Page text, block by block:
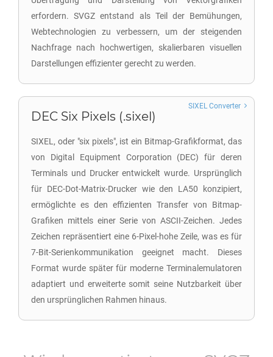
erfordern. SVGZ entstand als Teil der Bemühungen,
Webtechnologien zu verbessern, um der steigenden
Nachfrage nach hochwertigen, skalierbaren visuellen
Darstellungen effizienter gerecht zu werden.
DEC Six Pixels (.sixel)
SIXEL, oder "six pixels", ist ein Bitmap-Grafikformat, das
von Digital Equipment Corporation (DEC) für deren
Terminals und Drucker entwickelt wurde. Ursprünglich
für DEC-Dot-Matrix-Drucker wie den LA50 konzipiert,
ermöglichte es den effizienten Transfer von Bitmap-
Grafiken mittels einer Serie von ASCII-Zeichen. Jedes
Zeichen repräsentiert eine 6-Pixel-hohe Zeile, was es für
7-Bit-Serienkommunikation geeignet macht. Dieses
Format wurde später für moderne Terminalemulatoren
adaptiert und erweiterte somit seine Nutzbarkeit über
den ursprünglichen Rahmen hinaus.
SIXEL Converter